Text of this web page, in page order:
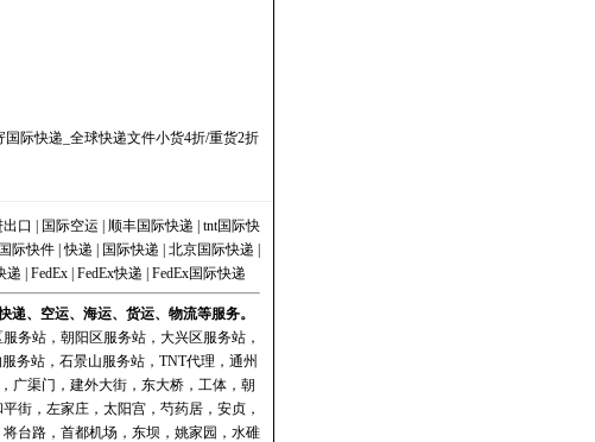
际快递_全球快递文件小货4折/重货2折
口 国际空运 顺丰国际快递
tnt国际快
际快件 |快递 国际快递 北京国际快递
递 FedEx| FedEx快递 FedEx国际快递
、空运、海运、货运、物流等服务。
服务站 ， 朝阳区服务站 ， 大兴区服务站 ，
务站 ， 石景山服务站 ， TNT代理 ， 通州
广渠门，建外大街，东大桥，工体，朝
街，左家庄，太阳宫，芍药居，安贞，
台路，首都机场，东坝，姚家园，水碓